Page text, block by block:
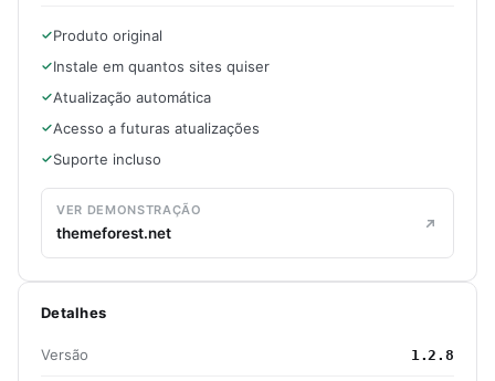
Produto original
Instale em quantos sites quiser
Atualização automática
Acesso a futuras atualizações
Suporte incluso
VER DEMONSTRAÇÃO
themeforest.net
Detalhes
Versão 1.2.8